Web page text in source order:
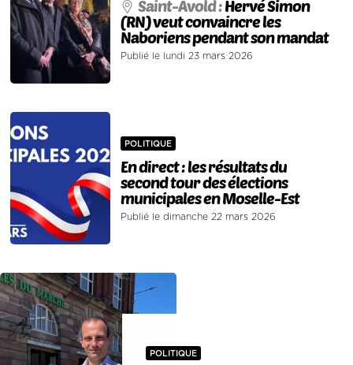
Saint-Avold :Hervé Simon
(RN) veut convaincre les
Naboriens pendant son mandat
Publié le lundi 23 mars 2026
POLITIQUE
En direct : les résultats du
second tour des élections
municipales en Moselle-Est
Publié le dimanche 22 mars 2026
POLITIQUE